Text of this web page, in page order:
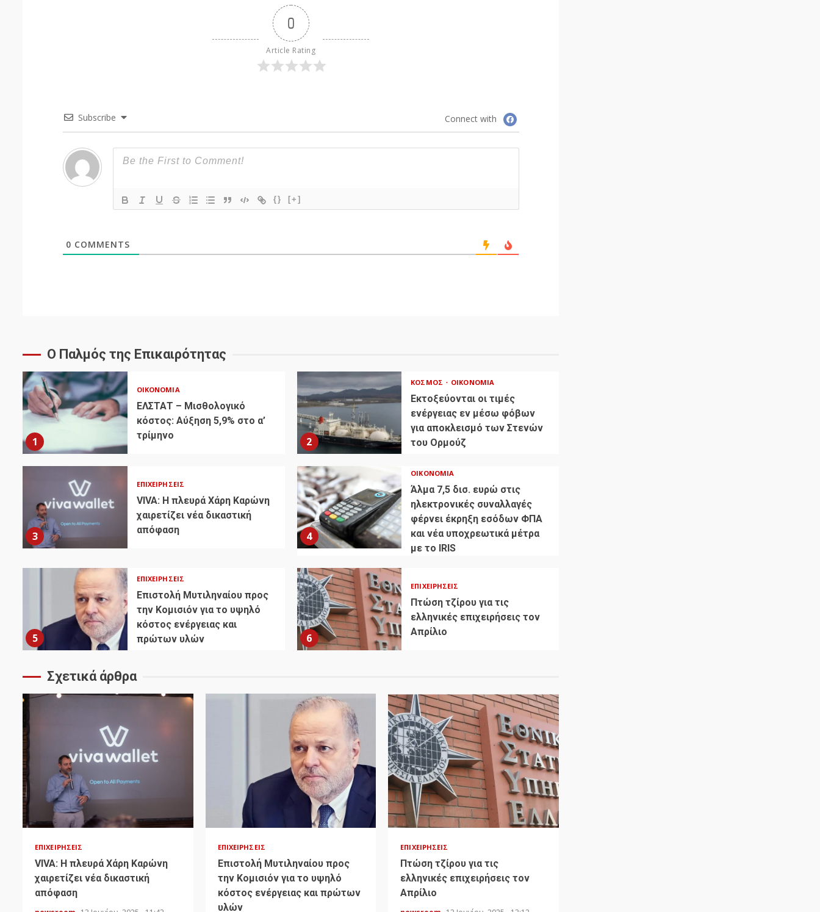
0
Article Rating
Subscribe Connect with
{} [+]
0 COMMENTS
Ο Παλμός της Επικαιρότητας
1
ΟΙΚΟΝΟΜΊΑ
ΕΛΣΤΑΤ – Μισθολογικό
κόστος: Αύξηση 5,9% στο α’
τρίμηνο
2
ΚΌΣΜΟΣ ΟΙΚΟΝΟΜΊΑ
Εκτοξεύονται οι τιμές
ενέργειας εν μέσω φόβων
για αποκλεισμό των Στενών
του Ορμούζ
3
ΕΠΙΧΕΙΡΉΣΕΙΣ
VIVA: Η πλευρά Χάρη Καρώνη
χαιρετίζει νέα δικαστική
απόφαση
4
ΟΙΚΟΝΟΜΊΑ
Άλμα 7,5 δισ. ευρώ στις
ηλεκτρονικές συναλλαγές
φέρνει έκρηξη εσόδων ΦΠΑ
και νέα υποχρεωτικά μέτρα
με το IRIS
5
ΕΠΙΧΕΙΡΉΣΕΙΣ
Επιστολή Μυτιληναίου προς
την Κομισιόν για το υψηλό
κόστος ενέργειας και
πρώτων υλών
6
ΕΠΙΧΕΙΡΉΣΕΙΣ
Πτώση τζίρου για τις
ελληνικές επιχειρήσεις τον
Απρίλιο
Σχετικά άρθρα
ΕΠΙΧΕΙΡΉΣΕΙΣ
VIVA: Η πλευρά Χάρη Καρώνη
χαιρετίζει νέα δικαστική
απόφαση
ΕΠΙΧΕΙΡΉΣΕΙΣ
Επιστολή Μυτιληναίου προς
την Κομισιόν για το υψηλό
κόστος ενέργειας και πρώτων
υλών
ΕΠΙΧΕΙΡΉΣΕΙΣ
Πτώση τζίρου για τις
ελληνικές επιχειρήσεις τον
Απρίλιο